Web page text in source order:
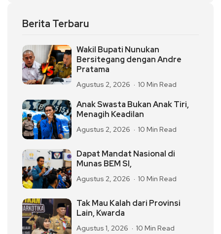
Berita Terbaru
Wakil Bupati Nunukan
Bersitegang dengan Andre
Pratama
Agustus 2, 2026 10 Min Read
Anak Swasta Bukan Anak Tiri,
Menagih Keadilan
Agustus 2, 2026 10 Min Read
Dapat Mandat Nasional di
Munas BEM SI,
Agustus 2, 2026 10 Min Read
Tak Mau Kalah dari Provinsi
Lain, Kwarda
Agustus 1, 2026 10 Min Read